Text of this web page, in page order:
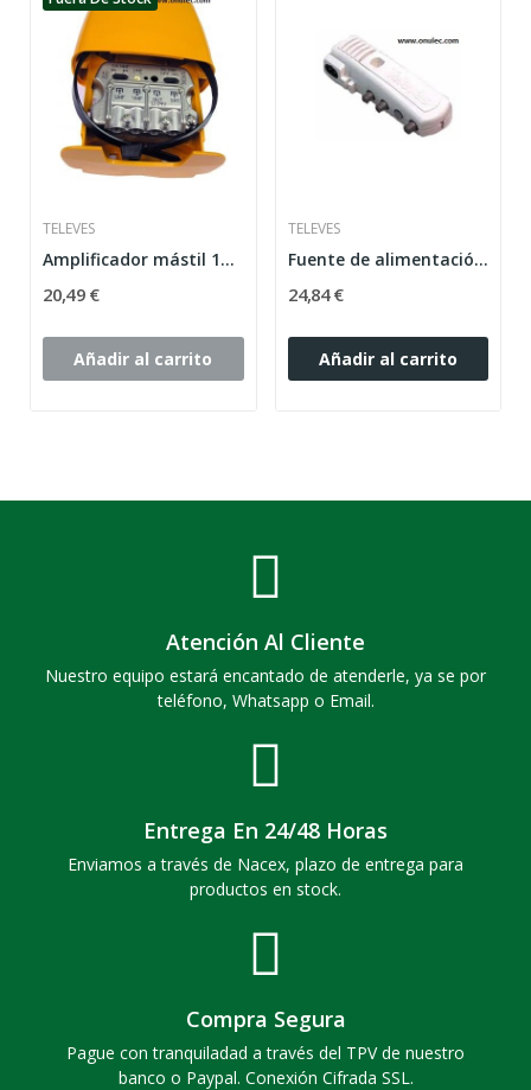
TELEVES
Amplificador mástil 12..24V 3E/1S U-Vmix-FImix...
20,49 €
Añadir al carrito
TELEVES
Fuente de alimentación 130 mA 24V con conector F
24,84 €
Añadir al carrito
Atención Al Cliente
Nuestro equipo estará encantado de atenderle, ya se por
teléfono, Whatsapp o Email.
Entrega En 24/48 Horas
Enviamos a través de Nacex, plazo de entrega para
productos en stock.
Compra Segura
Pague con tranquiladad a través del TPV de nuestro
banco o Paypal. Conexión Cifrada SSL.